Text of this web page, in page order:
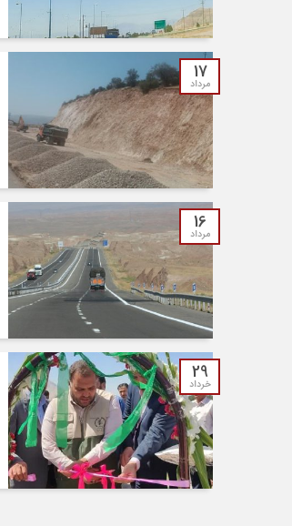
17
مرداد
16
مرداد
29
خرداد